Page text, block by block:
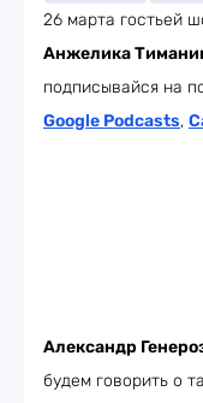
26 марта гостьей
Анжелика
подписывайся на
Google Podcasts,
Александр
будем говорить о